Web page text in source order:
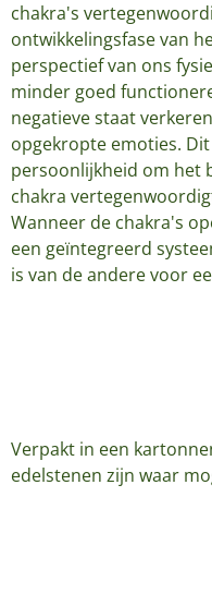
chakra's
ontwikkelingsfase van
perspectief van ons
minder goed
negatieve staat
opgekropte emoties.
persoonlijkheid om het
chakra
Wanneer de chakra's
een geïntegreerd
is van de andere voor
Verpakt in een
edelstenen zijn waar